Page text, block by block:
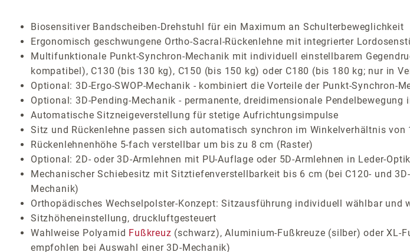
Biosensitiver Bandscheiben-Drehstuhl für ein Maximum an Schulterbeweglichkeit
Ergonomisch geschwungene Ortho-Sacral-Rückenlehne mit integrierter
Multifunktionale Punkt-Synchron-Mechanik mit individuell einstellbarem
kompatibel), C130 (bis 130 kg), C150 (bis 150 kg) oder C180 (bis 180 kg; nur in
Optional: 3D-Ergo-SWOP-Mechanik - kombiniert die Vorteile der Punkt-
Optional: 3D-Pending-Mechanik - permanente, dreidimensionale
Automatische Sitzneigeverstellung für stetige Aufrichtungsimpulse
Sitz und Rückenlehne passen sich automatisch synchron im Winkelverhältnis von
Rückenlehnenhöhe 5-fach verstellbar um bis zu 8 cm (Raster)
Optional: 2D- oder 3D-Armlehnen mit PU-Auflage oder 5D-Armlehnen in Leder-
Mechanischer Schiebesitz mit Sitztiefenverstellbarkeit bis 6 cm (bei C120- und
Mechanik)
Orthopädisches Wechselpolster-Konzept: Sitzausführung individuell wählbar und
Sitzhöheneinstellung, druckluftgesteuert
Wahlweise Polyamid Fußkreuz (schwarz), Aluminium-Fußkreuze (silber) oder XL-
empfohlen bei Auswahl einer 3D-Mechanik)